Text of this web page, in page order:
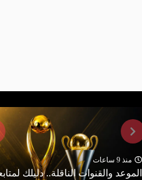
منذ 9 ساعات
الموعد والقنوات الناقلة.. دليلك